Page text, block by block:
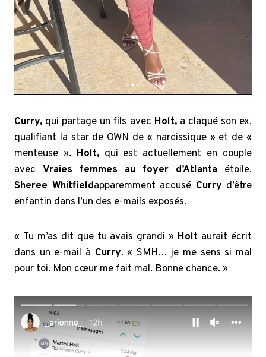
Curry, qui partage un fils avec Holt,a claqué son ex,
qualifiant la star de OWN de « narcissique » et de «
menteuse ». Holt,qui est actuellement en couple
avec Vraies femmes au foyer d’Atlanta étoile,
Sheree Whitfieldapparemment accusé Curry d’être
enfantin dans l’un des e-mails exposés.
« Tu m’as dit que tu avais grandi » Holt aurait écrit
dans un e-mail à Curry. « SMH… je me sens si mal
pour toi. Mon cœur me fait mal. Bonne chance. »